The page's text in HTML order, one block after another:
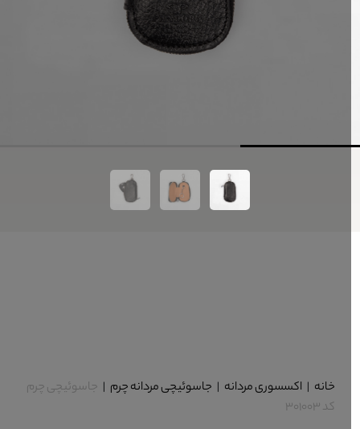
خانه | اکسسوری مردانه| جاسوئیچی مردانه چرم| جاسوئیچی چرم
کد 301003